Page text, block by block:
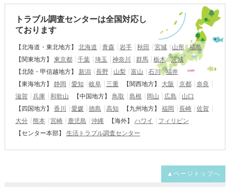
トラブル調査センターは全国対応し
ております
【北海道・東北地方】 北海道 青森 岩手 秋田 宮城 山形
福島
【関東地方】
東京都 千葉 埼玉 神奈川 群馬 栃木
茨城
【北陸・甲信越地方】
新潟 長野 山梨 富山 石川
福井
【東海地方】
静岡 愛知 岐阜 三重 【関西地方】 大阪 京都
奈良
滋賀
兵庫 和歌山 【中国地方】 鳥取 島根 岡山 広島
山口
【四国地方】
香川 愛媛 徳島 高知 【九州地方】 福岡 長崎
佐賀
大分
熊本 宮崎 鹿児島 沖縄 【海外】 ハワイ
フィリピン
【センター本部】
生活トラブル調査センター
▲ページトップへ